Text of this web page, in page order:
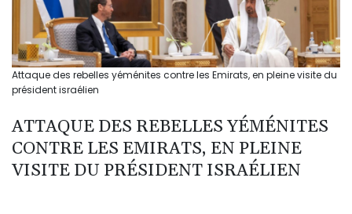
Attaque des rebelles yéménites contre les Emirats, en pleine visite du
président israélien
ATTAQUE DES REBELLES YÉMÉNITES
CONTRE LES EMIRATS, EN PLEINE
VISITE DU PRÉSIDENT ISRAÉLIEN